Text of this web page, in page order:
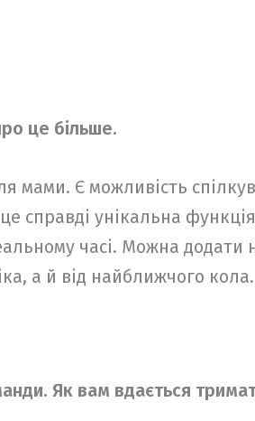
це більше.
мами. Є можливість
справді унікальна
часі. Можна
а й від найближчого кола.
Як вам вдається